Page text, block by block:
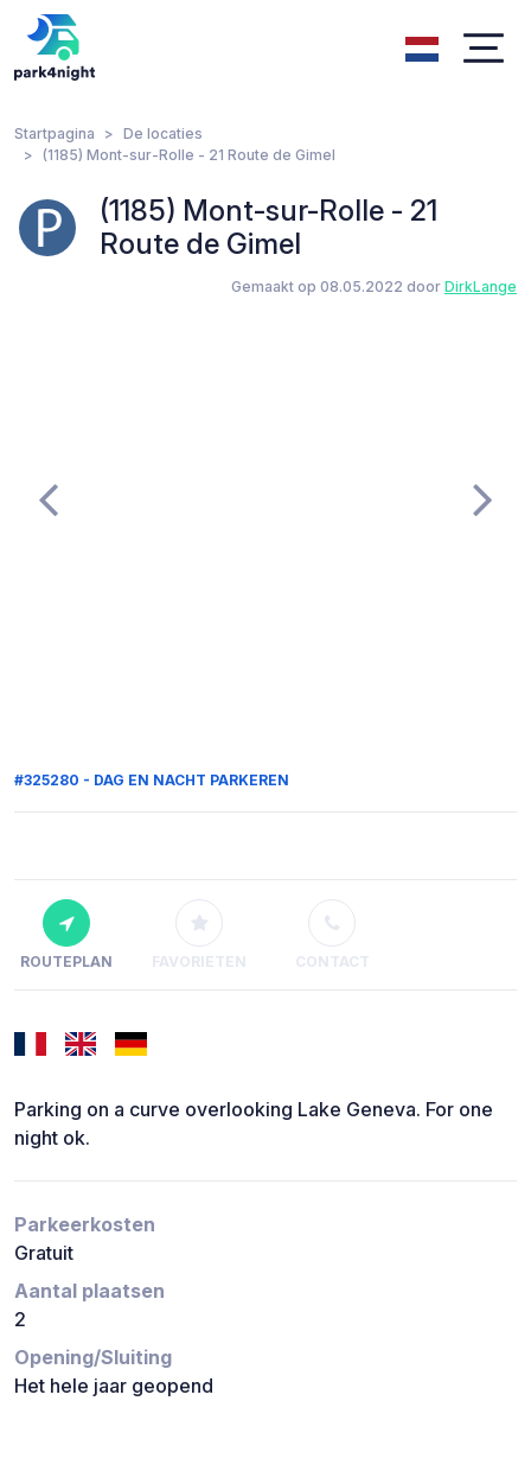
Startpagina
De locaties
(1185) Mont-sur-Rolle - 21 Route de Gimel
(1185) Mont-sur-Rolle - 21
Route de Gimel
Gemaakt op 08.05.2022 door DirkLange
#325280 - DAG EN NACHT PARKEREN
ROUTEPLAN FAVORIETEN CONTACT
Parking on a curve overlooking Lake Geneva. For one
night ok.
Parkeerkosten
Gratuit
Aantal plaatsen
2
Opening/Sluiting
Het hele jaar geopend